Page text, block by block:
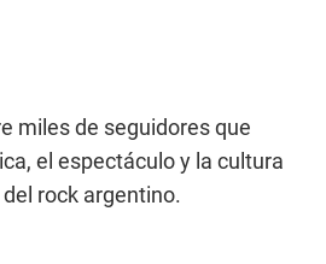
miles de seguidores que
el espectáculo y la cultura
rock argentino.